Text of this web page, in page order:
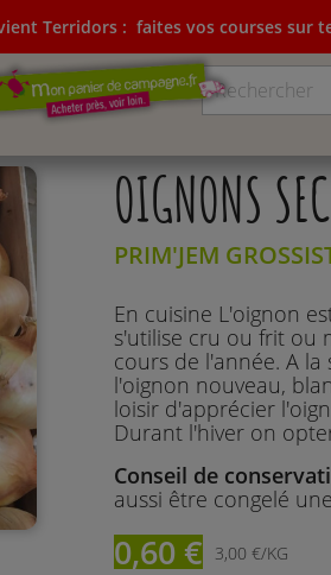
Terridors : faites vos courses sur
Terridors:faites vos courses
OIGNONS
PRIM'JEM
En cuisine L'oignon
s'utilise cru ou frit ou
cours de l'année. A
l'oignon nouveau,
loisir d'apprécier
Durant l'hiver on
Conseil de
aussi être congelé
0,60 € 3,00 €/KG